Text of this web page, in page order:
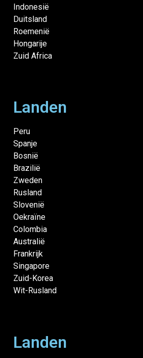
Indonesië
Duitsland
Roemenië
Hongarije
Zuid Africa
Landen
Peru
Spanje
Bosnië
Brazilië
Zweden
Rusland
Slovenië
Oekraïne
Colombia
Australië
Frankrijk
Singapore
Zuid-Korea
Wit-Rusland
Landen